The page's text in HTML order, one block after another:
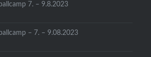
7. – 9.8.2023
– 7. – 9.08.2023